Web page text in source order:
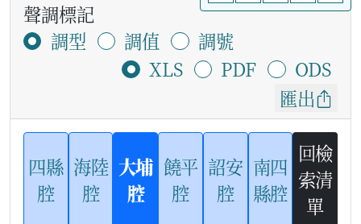
聲調標記
調型
調值
調號
XLS
PDF
ODS
匯出
四縣
腔
海陸
腔
大埔
腔
饒平
腔
詔安
腔
南四
縣腔
回檢
索清
單